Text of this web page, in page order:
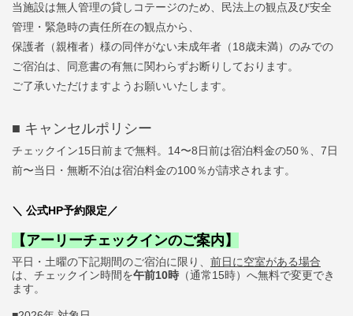
当施設は無人管理の貸しコテージのため、民法上の観点及び安全
管理・緊急時の責任所在の観点から、
保護者（親権者）様の同伴がない未成年者（18歳未満）のみでの
ご宿泊は、同意書の有無に関わらずお断りしております。
ご了承いただけますようお願いいたします。
■ キャンセルポリシー
チェックイン15日前まで無料。14〜8日前は宿泊料金の50％、 7日
前〜当日・ 無断不泊は宿泊料金の100％が請求されます。
＼ 公式HP予約限定／
【アーリーチェックインのご案内】
平日・土曜の下記期間のご宿泊に限り、 前日に空室がある場合
は、チェックイン時間を午前10時 （通常15時）へ無料で変更でき
ます。